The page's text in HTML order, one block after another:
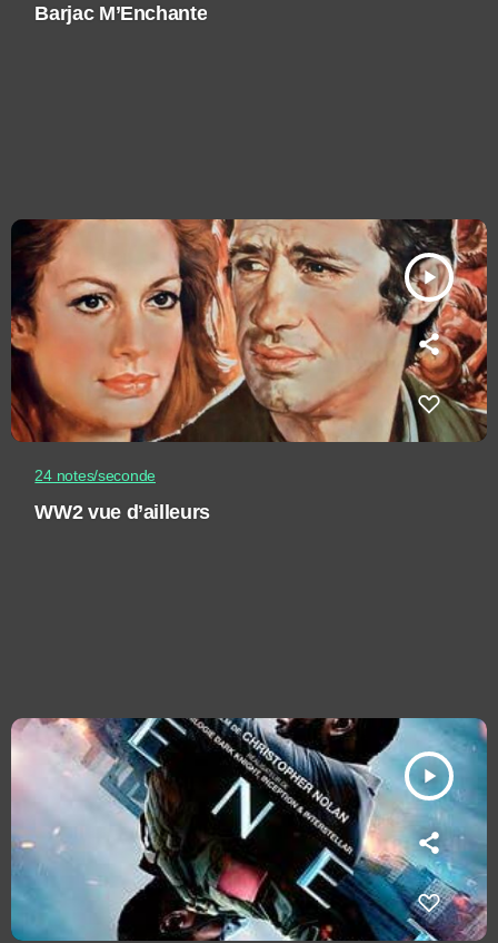
Barjac M’Enchante
play_arrow
24 notes/seconde
WW2 vue d’ailleurs
play_arrow